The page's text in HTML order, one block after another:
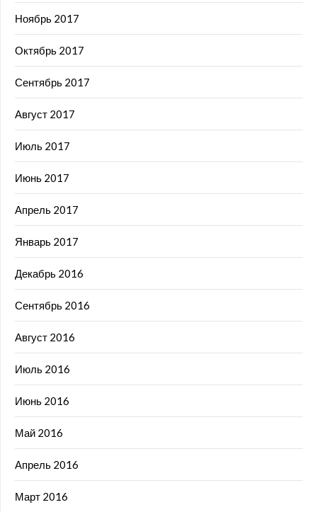
Ноябрь 2017
Октябрь 2017
Сентябрь 2017
Август 2017
Июль 2017
Июнь 2017
Апрель 2017
Январь 2017
Декабрь 2016
Сентябрь 2016
Август 2016
Июль 2016
Июнь 2016
Май 2016
Апрель 2016
Март 2016